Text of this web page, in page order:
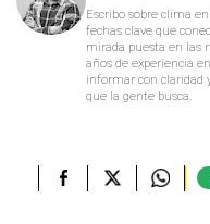
Escribo sobre clima
fechas clave que
mirada puesta en las
años de experiencia
informar con claridad
que la gente busca.